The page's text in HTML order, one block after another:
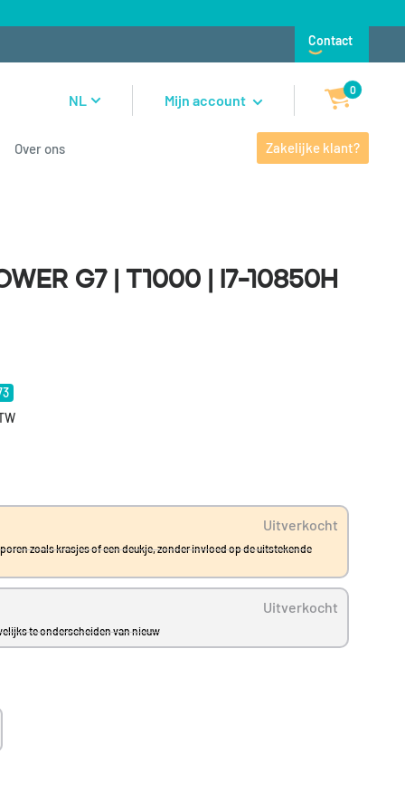
Contact
NL Mijn account
0
Over ons Zakelijke klant?
G7 | T1000 | i7-10850H
Uitverkocht
zoals krasjes of een deukje, zonder invloed op de uitstekende
Uitverkocht
te onderscheiden van nieuw